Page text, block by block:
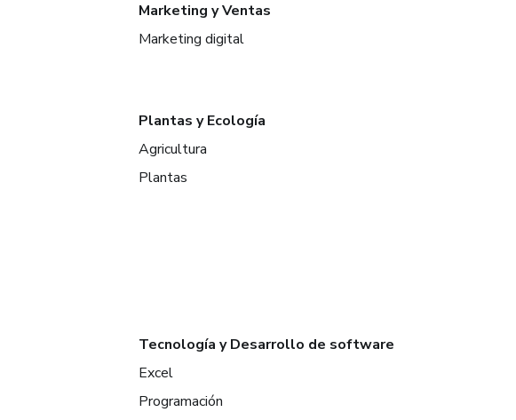
Marketing y Ventas
Marketing digital
Plantas y Ecología
Agricultura
Plantas
Tecnología y Desarrollo de software
Excel
Programación